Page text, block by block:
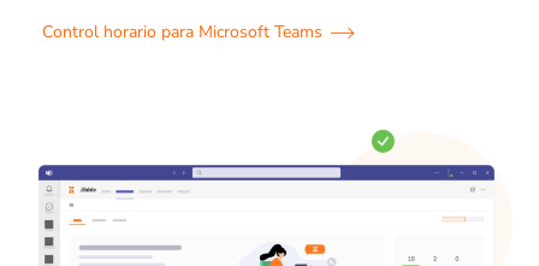
Control horario para Microsoft Teams